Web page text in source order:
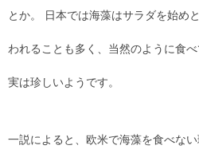
とか。 日本では海藻はサラダを始め
われることも多く、当然のように食
実は珍しいようです。
一説によると、欧米で海藻を食べな